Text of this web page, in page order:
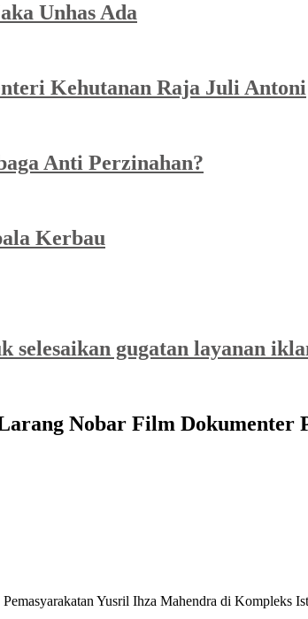
Unhas Ada
Kehutanan Raja Juli Antoni
Anti Perzinahan?
Kerbau
selesaikan gugatan layanan
Nobar Film Dokumenter
Yusril Ihza Mahendra di Kompleks